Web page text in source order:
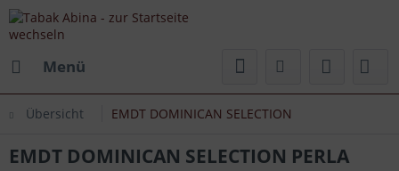
Menü
Übersicht EMDT DOMINICAN SELECTION
EMDT DOMINICAN SELECTION PERLA